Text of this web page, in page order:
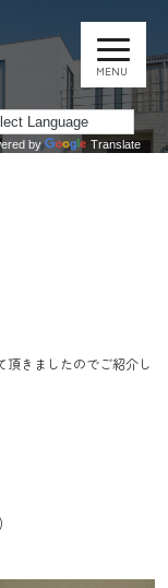
MENU
by Translate
きましたのでご紹介し